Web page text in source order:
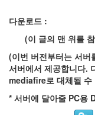
다운로드 :
(이 글의 맨 위를
(이번 버전부터는 서버
서버에서 제공합니다.
mediafire로 대체될 수
* 서버에 달아줄 PC용
우
힐
랄
블